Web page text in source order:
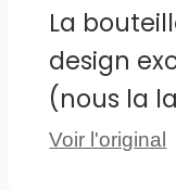
est
bouteille
vaisselle.
La
design
(nous la
elle est
Voir l'original